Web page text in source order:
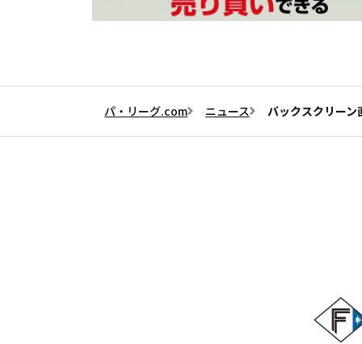
パ・リーグ.com ニュース バックスクリー